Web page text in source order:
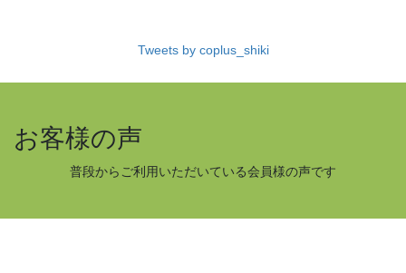
Tweets by coplus_shiki
お客様の声
普段からご利用いただいている会員様の声です